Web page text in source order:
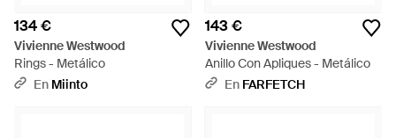
134 €
Vivienne Westwood
Rings - Metálico
En Miinto
143 €
Vivienne Westwood
Anillo Con Apliques - Metálico
En FARFETCH